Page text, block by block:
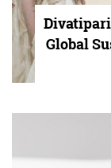
Global